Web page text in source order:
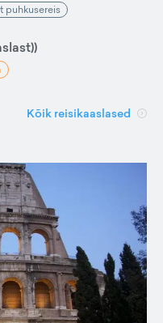
puhkusereis
Kõik reisikaaslased